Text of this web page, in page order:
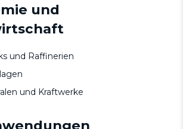
und
und Raffinerien
und Kraftwerke